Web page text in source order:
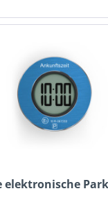
elektronische